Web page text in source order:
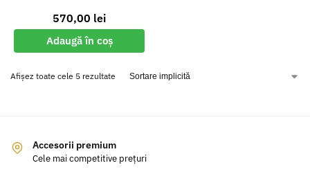
570,00 lei
Adaugă în coș
Afișez toate cele 5 rezultate
Accesorii premium
Cele mai competitive prețuri